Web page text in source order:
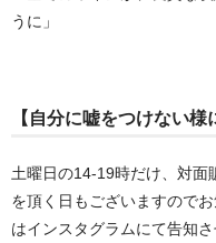
うに」
【自分に嘘をつけない様
土曜日の14-19時だけ、対面
を頂く日もございますので
はインスタグラムにて告知